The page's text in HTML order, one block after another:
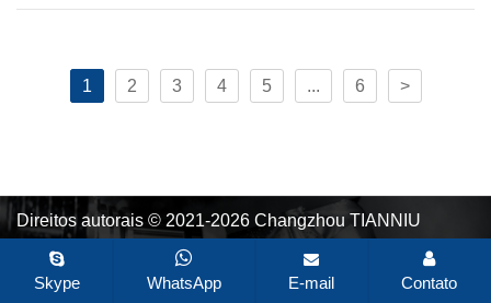
1 2 3 4 5 ... 6 >
Direitos autorais © 2021-2026 Changzhou TIANNIU
Transmission Equipment Co., Ltd. Todos os direitos
reservados.
Mapa do site
Skype WhatsApp E-mail Contato